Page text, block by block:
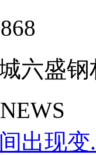
六盛
出现变